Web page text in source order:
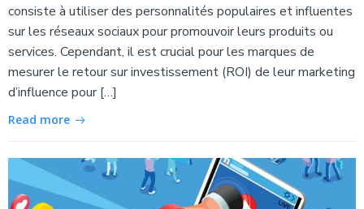
consiste à utiliser des personnalités populaires et influentes
sur les réseaux sociaux pour promouvoir leurs produits ou
services. Cependant, il est crucial pour les marques de
mesurer le retour sur investissement (ROI) de leur marketing
d’influence pour […]
Read more